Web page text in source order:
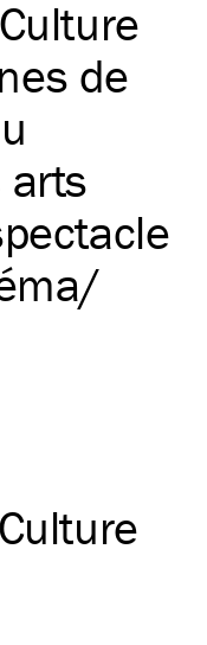
de
arts